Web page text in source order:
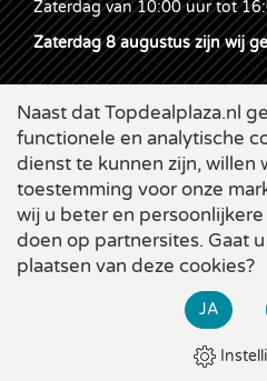
Bekijk alle zomer-acties bij
op de beste
Zaterdag van 10:00 uur tot
Zaterdag 8 augustus zijn wij
Cookies|
Webdesign
Naast dat Topdealplaza.nl
functionele en analytische
dienst te kunnen zijn, willen
toestemming voor onze
wij u beter en
doen op partnersites. Gaat
plaatsen van deze cookies?
JA